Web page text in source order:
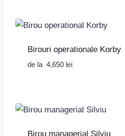
Birouri operationale Korby
de la 4,650 lei
Birou managerial Silviu